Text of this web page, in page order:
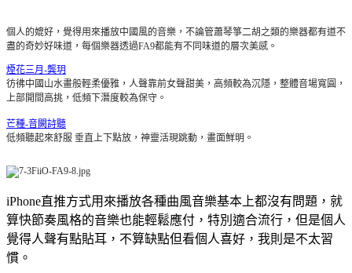
個人的媲好，覺得用來播放中國風的音樂，不論管蕭琴箏二胡之類的樂器都有道不
盡的奇妙好味道，每個樂器透過FA9都能有不同味道的層次美感。
煙花三月-龔玥
彷彿中國山水畫般輕柔優雅，人聲靠前女聲甜美，高頻較為沉隱，整體音場寬圓，
上部開間高挑，低頻下潛度較為保守。
芒種-音闕詩聽
低頻聽起來舒服 垂直上下點放，神靈活現跳動，畫面鮮明。
iPhone直推方式用來播放各種曲風音樂基本上都沒有問題，就
算快節奏風格的音樂也能輕鬆應付，特別適合流行，但是個人
覺得人聲有點貼耳，不算缺點但看個人喜好，我則是不太習
慣。